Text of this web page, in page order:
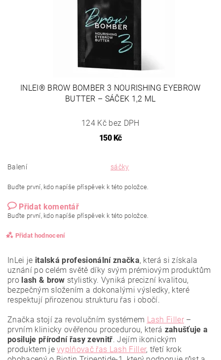
INLEI® BROW BOMBER 3 NOURISHING EYEBROW
BUTTER – SÁČEK 1,2 ML
124 Kč bez DPH
150 Kč
Balení sáčky
Buďte první, kdo napíše příspěvek k této položce.
Přidat komentář
Buďte první, kdo napíše příspěvek k této položce.
Přidat hodnocení
InLei je italská profesionální značka, která si získala
uznání po celém světě díky svým prémiovým produktům
pro lash & brow stylistky. Vyniká precizní kvalitou,
bezpečným složením a dokonalými výsledky, které
respektují přirozenou strukturu řas i obočí.
Značka stojí za revolučním systémem Lash Filler –
prvním klinicky ověřenou procedurou, která zahušťuje a
posiluje přírodní řasy zevnitř. Jejím ikonickým
produktem jevyplňovač řas Lash Filler, třetí krok